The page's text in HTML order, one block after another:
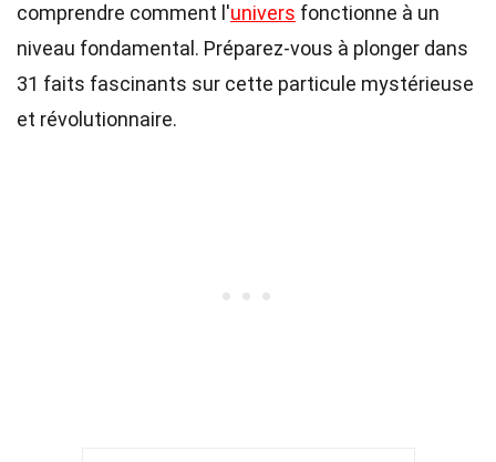
comprendre comment l'univers fonctionne à un
niveau fondamental. Préparez-vous à plonger dans
31 faits fascinants sur cette particule mystérieuse
et révolutionnaire.